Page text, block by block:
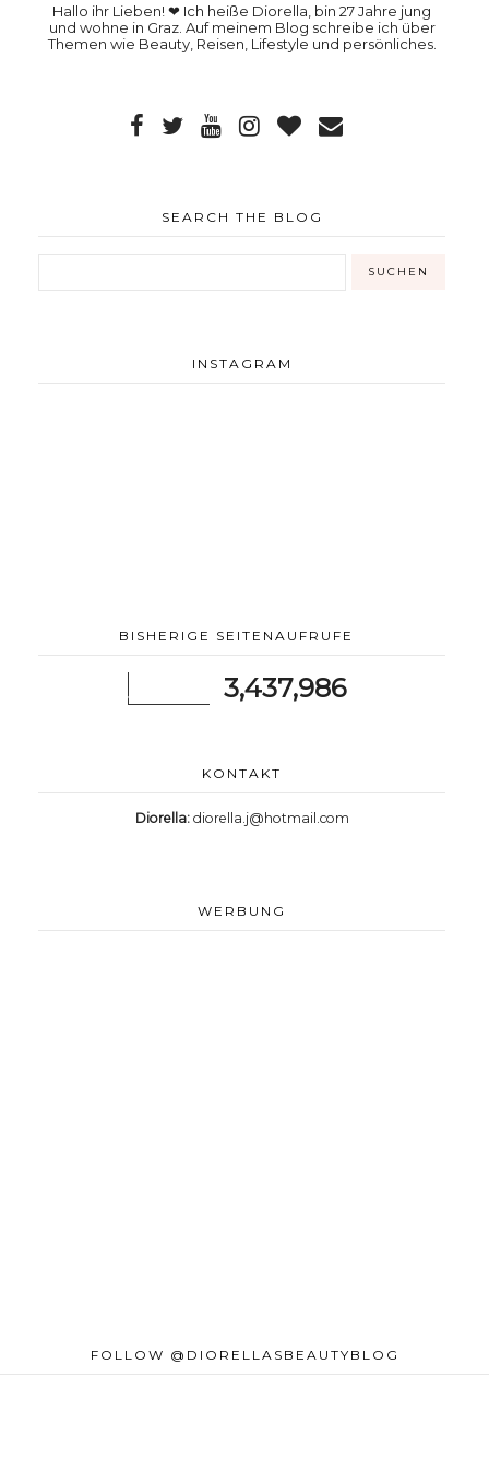
Hallo ihr Lieben! ❤ Ich heiße Diorella, bin 27 Jahre jung
und wohne in Graz. Auf meinem Blog schreibe ich über
Themen wie Beauty, Reisen, Lifestyle und persönliches.
SEARCH THE BLOG
INSTAGRAM
BISHERIGE SEITENAUFRUFE
3,437,986
KONTAKT
Diorella: diorella.j@hotmail.com
WERBUNG
FOLLOW @DIORELLASBEAUTYBLOG